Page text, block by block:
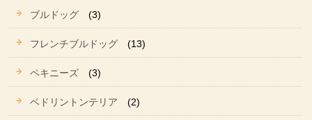
ブルドッグ (3)
フレンチブルドッグ (13)
ペキニーズ (3)
ベドリントンテリア (2)